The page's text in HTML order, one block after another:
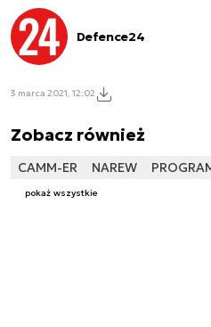
Defence24
3 marca 2021, 12:02
Zobacz również
CAMM-ER NAREW
pokaż wszystkie